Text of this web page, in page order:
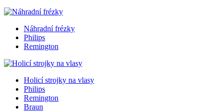
Náhradní frézky
Philips
Remington
Holicí strojky na vlasy
Philips
Remington
Braun